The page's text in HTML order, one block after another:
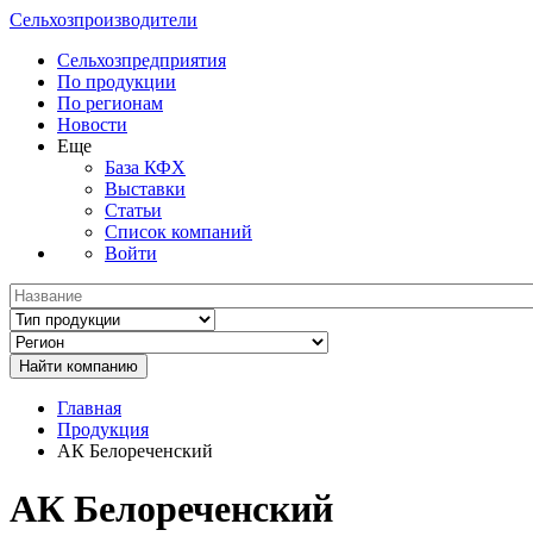
Сельхозпроизводители
Сельхозпредприятия
По продукции
По регионам
Новости
Еще
База КФХ
Выставки
Статьи
Список компаний
Войти
Главная
Продукция
АК Белореченский
АК Белореченский